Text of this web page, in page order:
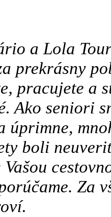
a Lola
prekrásny
pracujete a
Ako seniori
úprimne,
boli
Za